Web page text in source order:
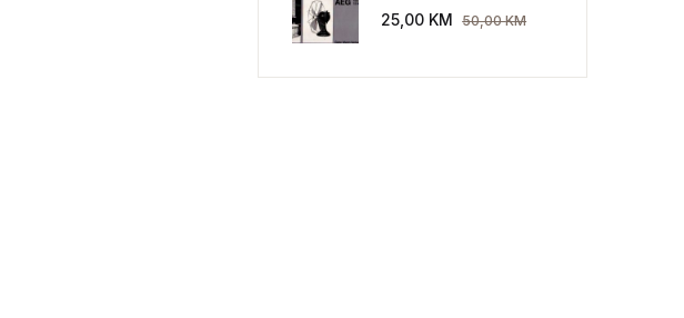
Industriekultur: Peter
25,00 KM 50,00KM